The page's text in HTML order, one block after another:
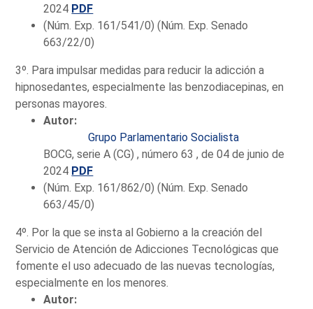
2024 PDF
(Núm. Exp. 161/541/0) (Núm. Exp. Senado
663/22/0)
3º. Para impulsar medidas para reducir la adicción a
hipnosedantes, especialmente las benzodiacepinas, en
personas mayores.
Autor:
Grupo Parlamentario Socialista
BOCG, serie A (CG) , número 63 , de 04 de junio de
2024 PDF
(Núm. Exp. 161/862/0) (Núm. Exp. Senado
663/45/0)
4º. Por la que se insta al Gobierno a la creación del
Servicio de Atención de Adicciones Tecnológicas que
fomente el uso adecuado de las nuevas tecnologías,
especialmente en los menores.
Autor: